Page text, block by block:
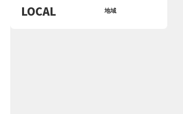
LOCAL 地域